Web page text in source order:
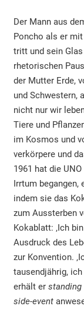
Der Mann aus
Poncho als er
tritt und sein Glas
rhetorischen
der Mutter Erde,
und Schwestern,
nicht nur wir
Tiere und
im Kosmos und
verkörpere und
1961 hat die
Irrtum begangen,
indem sie das
zum Aussterben
Kokablatt: ‚Ich
Ausdruck des
zur Konvention.
tausendjährig, ich
erhält er standing
side-event